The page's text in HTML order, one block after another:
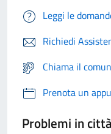
Leggi le
Richiedi
Chiama il
Prenota un
Problemi in città